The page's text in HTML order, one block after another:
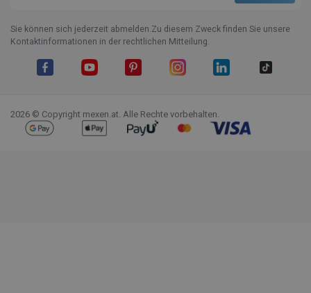
Sie können sich jederzeit abmelden.Zu diesem Zweck finden Sie unsere
Kontaktinformationen in der rechtlichen Mitteilung.
2026 © Copyright mexen.at. Alle Rechte vorbehalten.